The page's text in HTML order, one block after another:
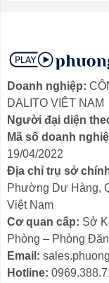
Kết nối không
Chế Độ
R1
iKF R1được
nghe được âm
tai nghe. Tính
trì kết nối với môi
chuyện hoặc di
bằng hoàn hảo
Doanh nghiệp:
DALITO VIỆT NAM
Người đại diện
Mã số doanh
19/04/2022
Địa chỉ trụ sở
Phường Dư Hàng,
Việt Nam
Cơ quan cấp: Sở
Phòng – Phòng
Email:
Hotline: